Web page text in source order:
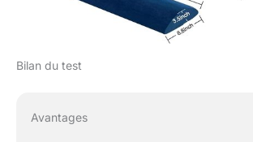
Bilan du test
Avantages